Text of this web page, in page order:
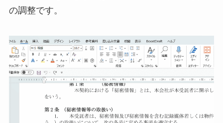
の調整です。